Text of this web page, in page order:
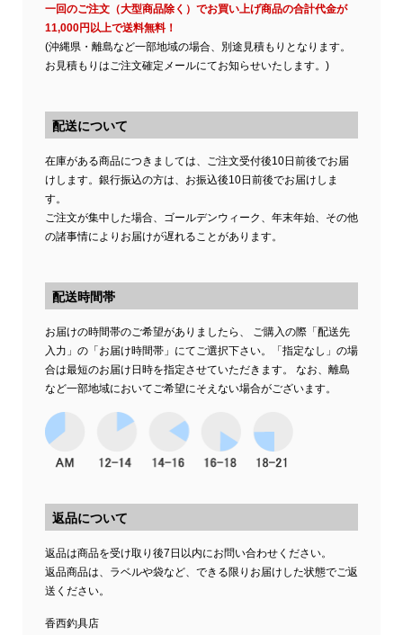
一回のご注文（大型商品除く）でお買い上げ商品の合計代金が
11,000円以上で送料無料！
(沖縄県・離島など一部地域の場合、別途見積もりとなります。
お見積もりはご注文確定メールにてお知らせいたします。)
配送について
在庫がある商品につきましては、ご注文受付後10日前後でお届
けします。銀行振込の方は、お振込後10日前後でお届けしま
す。
ご注文が集中した場合、ゴールデンウィーク、年末年始、その他
の諸事情によりお届けが遅れることがあります。
配送時間帯
お届けの時間帯のご希望がありましたら、 ご購入の際「配送先
入力」の「お届け時間帯」にてご選択下さい。「指定なし」の場
合は最短のお届け日時を指定させていただきます。 なお、離島
など一部地域においてご希望にそえない場合がございます。
返品について
返品は商品を受け取り後7日以内にお問い合わせください。
返品商品は、ラベルや袋など、できる限りお届けした状態でご返
送ください。
香西釣具店